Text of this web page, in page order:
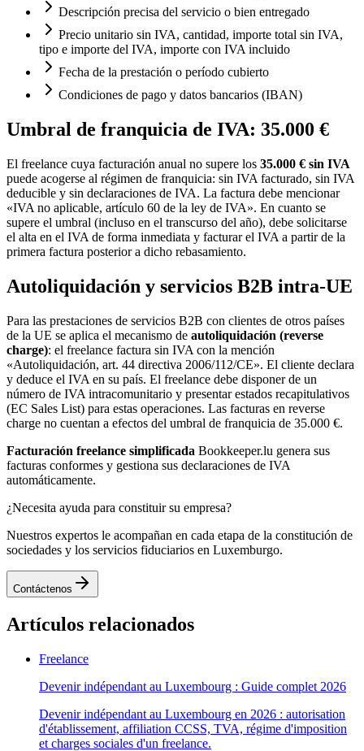
Descripción precisa del servicio o bien entregado
Precio unitario sin IVA, cantidad, importe total sin IVA,
tipo e importe del IVA, importe con IVA incluido
Fecha de la prestación o período cubierto
Condiciones de pago y datos bancarios (IBAN)
Umbral de franquicia de IVA: 35.000 €
El freelance cuya facturación anual no supere los 35.000 € sin IVA
puede acogerse al régimen de franquicia: sin IVA facturado, sin IVA
deducible y sin declaraciones de IVA. La factura debe mencionar
«IVA no aplicable, artículo 60 de la ley de IVA». En cuanto se
supere el umbral (incluso en el transcurso del año), debe solicitarse
el alta en el IVA de forma inmediata y facturar el IVA a partir de la
primera factura posterior a dicho rebasamiento.
Autoliquidación y servicios B2B intra-UE
Para las prestaciones de servicios B2B con clientes de otros países
de la UE se aplica el mecanismo de autoliquidación (reverse
charge): el freelance factura sin IVA con la mención
«Autoliquidación, art. 44 directiva 2006/112/CE». El cliente declara
y deduce el IVA en su país. El freelance debe disponer de un
número de IVA intracomunitario y presentar estados recapitulativos
(EC Sales List) para estas operaciones. Las facturas en reverse
charge no cuentan a efectos del umbral de franquicia de 35.000 €.
Facturación freelance simplificada Bookkeeper.lu genera sus
facturas conformes y gestiona sus declaraciones de IVA
automáticamente.
¿Necesita ayuda para constituir su empresa?
Nuestros expertos le acompañan en cada etapa de la constitución de
sociedades y los servicios fiduciarios en Luxemburgo.
Contáctenos
Artículos relacionados
Freelance
Devenir indépendant au Luxembourg : Guide complet 2026
Devenir indépendant au Luxembourg en 2026 : autorisation
d'établissement, affiliation CCSS, TVA, régime d'imposition
et charges sociales d'un freelance.